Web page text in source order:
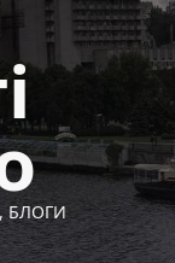
БЛОГИ